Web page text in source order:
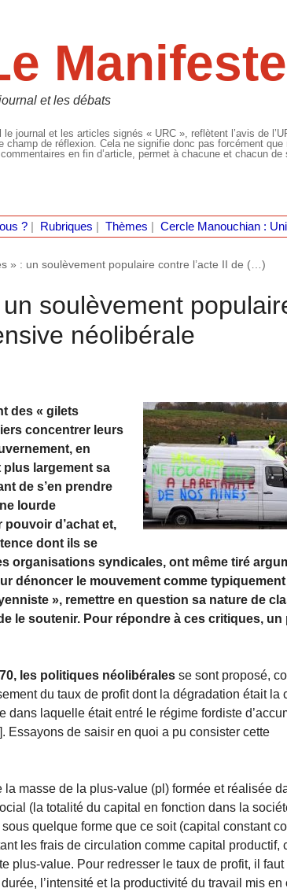
Manifeste
et les débats
le journal et les articles signés « URC », reflètent l’avis de
champ de réflexion. Cela ne signifie donc pas forcément
en fin d’article, permet à chacune et chacun de
?| Rubriques Thèmes Cercle Manouchian :
» : un soulèvement populaire contre l’acte II de (…)
soulèvement
néolibérale
des « gilets
concentrer leurs
en
largement sa
de s’en prendre
lourde
d’achat et,
dont ils se
organisations syndicales, ont même tiré
dénoncer le mouvement comme typiquement
», remettre en question sa nature de
le soutenir. Pour répondre à ces critiques, un
les politiques néolibérales se sont proposé,
du taux de profit dont la dégradation était la
laquelle était entré le régime fordiste
]. Essayons de saisir en quoi a pu consister cette
la masse de la plus-value (pl) formée et réalisée
(la totalité du capital en fonction dans la
quelque forme que ce soit (capital constant
les frais de circulation comme capital productif,
plus-value. Pour redresser le taux de profit, il faut
l’intensité et la productivité du travail mis